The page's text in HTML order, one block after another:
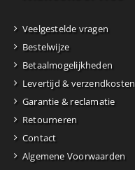
Veelgestelde vragen
Bestelwijze
Betaalmogelijkheden
Levertijd & verzendkosten
Garantie & reclamatie
Retourneren
Contact
Algemene Voorwaarden